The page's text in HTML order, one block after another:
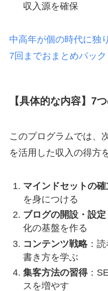
収入源を確保
中高年が個の時代に独
7回までおまとめパック
【具体的な内容】7
このプログラムでは、
を活用した収入の得方
マインドセットの確
を身につける
ブログの開設・設定
化の基盤を作る
コンテンツ戦略：読
書き方を学ぶ
集客方法の習得：
スを増やす